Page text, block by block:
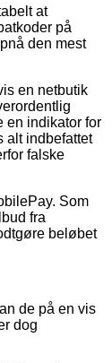
at
på
den mest
en netbutik
en indikator for
alt indbefattet
falske
Som
fra
beløbet
de på en vis
dog